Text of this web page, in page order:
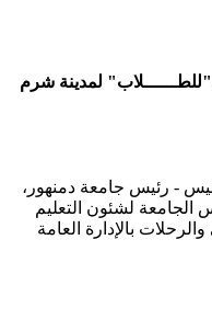
لمدينة شرم
- رئيس جامعة دمنهور،
الجامعة لشئون التعليم
بالإدارة العامة